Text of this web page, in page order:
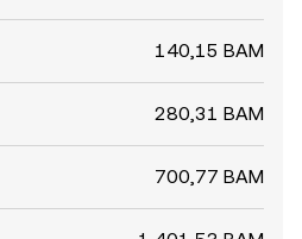
140,15 BAM
280,31 BAM
700,77 BAM